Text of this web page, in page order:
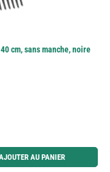
cm, sans manche, noire
les boutons pour augmenter ou
AU PANIER